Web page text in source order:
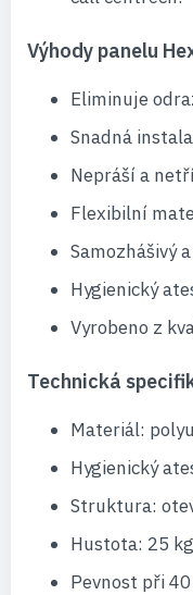
Výhody panelu
Eliminuje
Snadná
Nepráší a
Flexibilní
Samozhášivý
Hygienický
Vyrobeno z
Technická
Materiál:
Hygienický
Struktura:
Hustota: 25
Pevnost při